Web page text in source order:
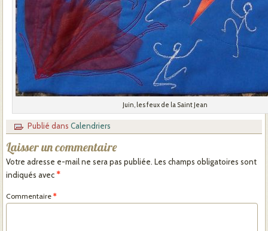
Juin, les feux de la Saint Jean
Publié dans Calendriers
Laisser un commentaire
Votre adresse e-mail ne sera pas publiée. Les champs obligatoires sont
indiqués avec *
Commentaire*